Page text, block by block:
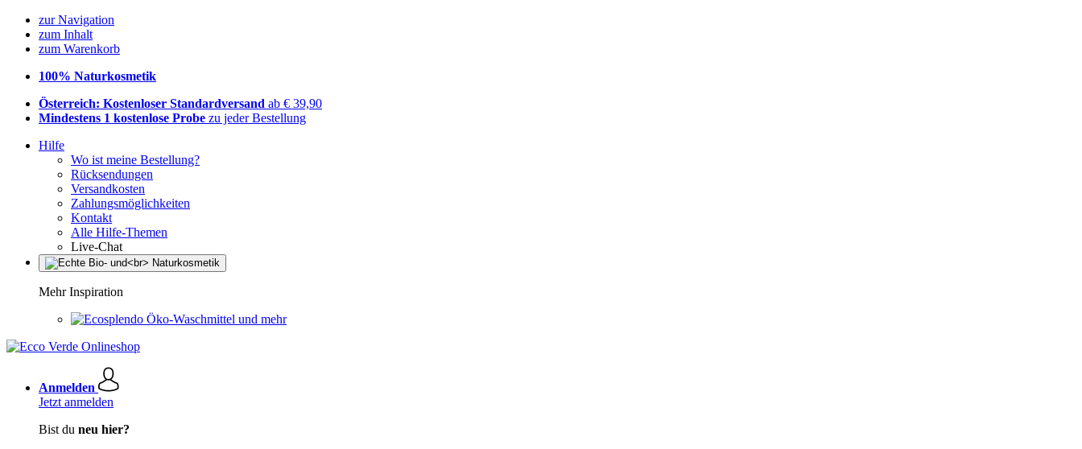
zur Navigation
zum Inhalt
zum Warenkorb
100% Naturkosmetik
Österreich: Kostenloser Standardversand ab € 39,90
Mindestens 1 kostenlose Probe zu jeder Bestellung
Hilfe
Wo ist meine Bestellung?
Rücksendungen
Versandkosten
Zahlungsmöglichkeiten
Kontakt
Alle Hilfe-Themen
Live-Chat
Mehr Inspiration
Öko-Waschmittel und mehr
Anmelden
Jetzt anmelden
Bist du neu hier?